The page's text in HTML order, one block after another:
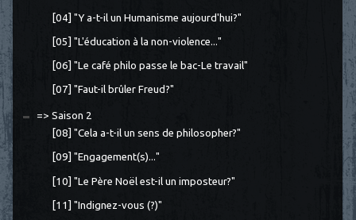
[04] "Y a-t-il un Humanisme aujourd'hui?"
[05] "L'éducation à la non-violence..."
[06] "Le café philo passe le bac-Le travail"
[07] "Faut-il brûler Freud?"
=> Saison 2
[08] "Cela a-t-il un sens de philosopher?"
[09] "Engagement(s)..."
[10] "Le Père Noël est-il un imposteur?"
[11] "Indignez-vous (?)"